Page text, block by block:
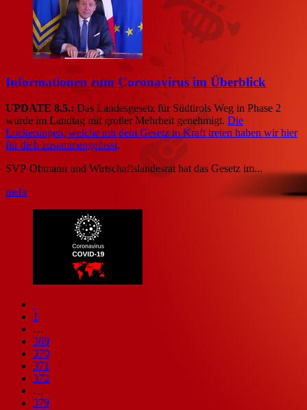
Informationen zum Coronavirus im Überblick
UPDATE 8.5.: Das Landesgesetz für Südtirols Weg in Phase 2
wurde im Landtag mit großer Mehrheit genehmigt. Die
Lockerungen, welche mit dem Gesetz in Kraft treten haben wir hier
für dich zusammengefasst.
SVP-Obmann und Wirtschaftslandesrat hat das Gesetz im...
mehr
1
…
369
370
371
372
…
379